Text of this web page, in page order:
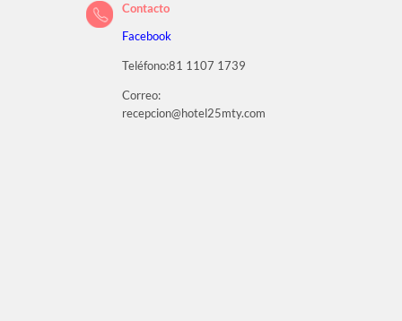
Contacto
Facebook
Teléfono:81 1107 1739
Correo:
recepcion@hotel25mty.com